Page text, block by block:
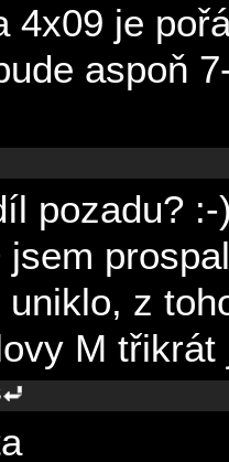
4x09 je
aspoň
pozadu?
jsem
uniklo, z
M třikrát